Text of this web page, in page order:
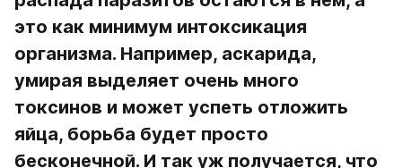
это как минимум интоксикация
организма. Например, аскарида,
умирая выделяет очень много
токсинов и может успеть отложить
яйца, борьба будет просто
бесконечной. И так уж получается, что